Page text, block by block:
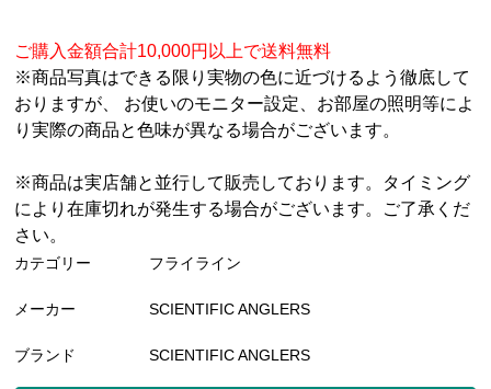
ご購入金額合計10,000円以上で送料無料
※商品写真はできる限り実物の色に近づけるよう徹底して
おりますが、 お使いのモニター設定、お部屋の照明等によ
り実際の商品と色味が異なる場合がございます。
※商品は実店舗と並行して販売しております。タイミング
により在庫切れが発生する場合がございます。ご了承くだ
さい。
カテゴリー フライライン
メーカー SCIENTIFIC ANGLERS
ブランド SCIENTIFIC ANGLERS